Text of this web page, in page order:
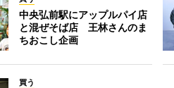
中央弘前駅にアップルパイ店
と混ぜそば店 王林さんのま
ちおこし企画
買う